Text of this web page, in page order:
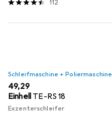
112
Schleifmaschine + Poliermaschine
EUR
49,29
Einhell TE-RS 18
Exzenterschleifer